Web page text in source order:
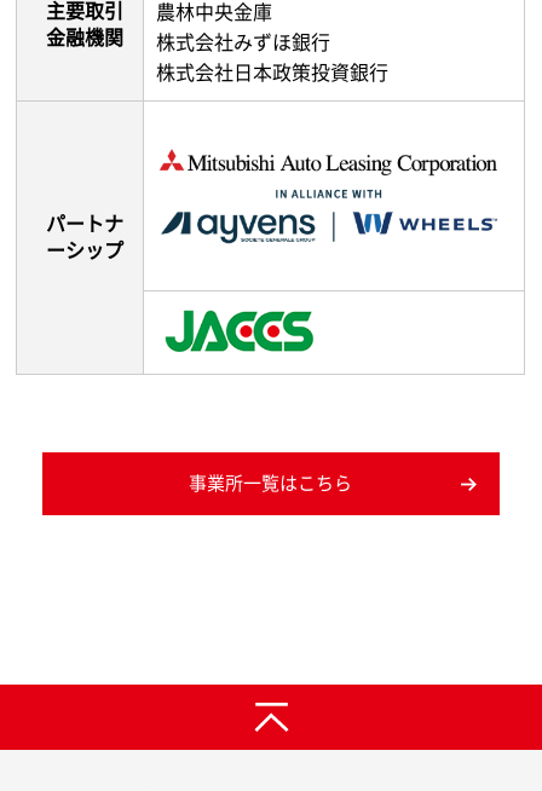
主要取引
金融機関
農林中央金庫
株式会社みずほ銀行
株式会社日本政策投資銀行
パートナ
ーシップ
事業所一覧はこちら